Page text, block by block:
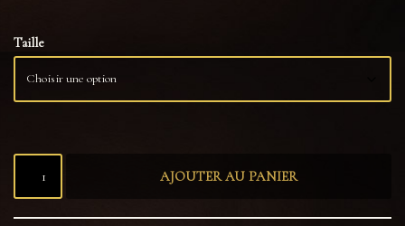
Taille
AJOUTER AU PANIER